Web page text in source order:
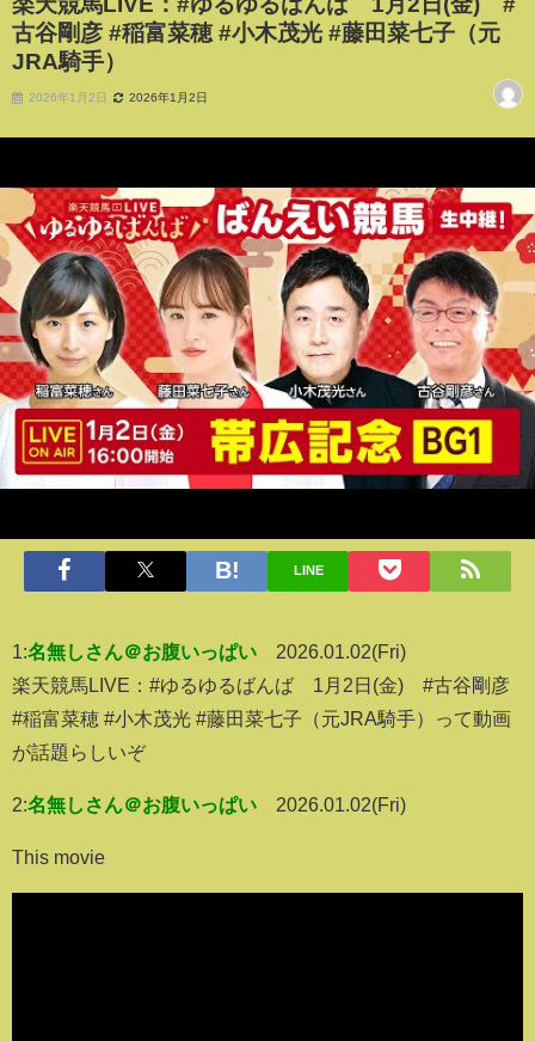
古谷剛彦 #稲富菜穂 #小木茂光 #藤田菜七子（元
JRA騎手）
2026年1月2日 2026年1月2日
LINE
1:名無しさん＠お腹いっぱい
2026.01.02(Fri)
楽天競馬LIVE：#ゆるゆるばんば 1月2日(金) #古谷剛彦
#稲富菜穂 #小木茂光 #藤田菜七子（元JRA騎手）って動画
が話題らしいぞ
2:名無しさん＠お腹いっぱい 2026.01.02(Fri)
This movie